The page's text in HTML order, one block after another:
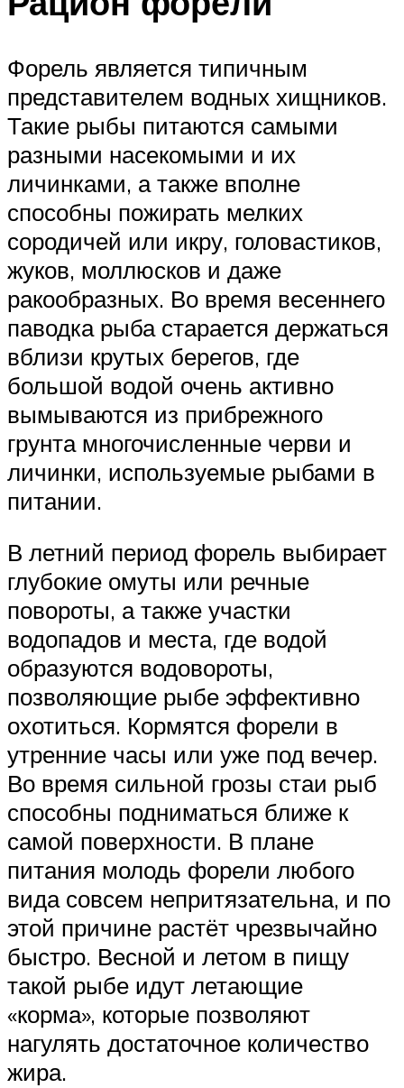
Форель является типичным
представителем водных хищников.
Такие рыбы питаются самыми
разными насекомыми и их
личинками, а также вполне
способны пожирать мелких
сородичей или икру, головастиков,
жуков, моллюсков и даже
ракообразных. Во время весеннего
паводка рыба старается держаться
вблизи крутых берегов, где
большой водой очень активно
вымываются из прибрежного
грунта многочисленные черви и
личинки, используемые рыбами в
питании.
В летний период форель выбирает
глубокие омуты или речные
повороты, а также участки
водопадов и места, где водой
образуются водовороты,
позволяющие рыбе эффективно
охотиться. Кормятся форели в
утренние часы или уже под вечер.
Во время сильной грозы стаи рыб
способны подниматься ближе к
самой поверхности. В плане
питания молодь форели любого
вида совсем непритязательна, и по
этой причине растёт чрезвычайно
быстро. Весной и летом в пищу
такой рыбе идут летающие
«корма», которые позволяют
нагулять достаточное количество
жира.